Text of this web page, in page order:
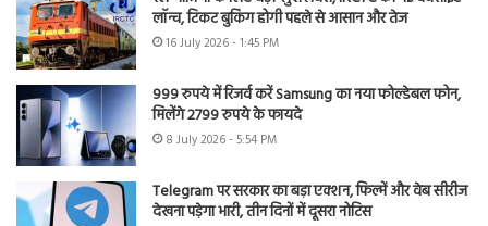
लॉन्च, टिकट बुकिंग होगी पहले से आसान और तेज
16 July 2026 - 1:45 PM
999 रुपये में रिजर्व करें Samsung का नया फोल्डेबल फोन,
मिलेंगे 2799 रुपये के फायदे
8 July 2026 - 5:54 PM
Telegram पर सरकार का बड़ा एक्शन, फिल्में और वेब सीरीज
देखना पड़ेगा भारी, तीन दिनों में दूसरा नोटिस